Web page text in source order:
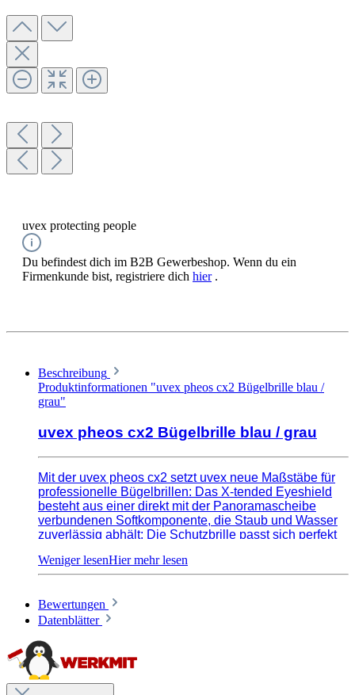
uvex protecting people
Du befindest dich im B2B Gewerbeshop. Wenn du ein
Firmenkunde bist, registriere dich hier.
Beschreibung
Produktinformationen "uvex pheos cx2 Bügelbrille blau /
grau"
uvex pheos cx2 Bügelbrille blau / grau
Mit der uvex pheos cx2 setzt uvex neue Maßstäbe für
professionelle Bügelbrillen: Das X-tended Eyeshield
besteht aus einer direkt mit der Panoramascheibe
verbundenen Softkomponente, die Staub und Wasser
zuverlässig abhält: Die Schutzbrille passt sich perfekt
Schutz und ausgezeichneten Tragekomfort in jeder
Situation. Zur fortschrittlichen Funktionalität der uvex
entscheidend bei: Durch die leichte Federwirkung der
speziell geformten Brillenbügel passt sie sich der
sicheren Halt und angenehmen Sitz - ganz gleich, wie
der Kopf bewegt wird.
Ihre erstklassige Performance hat die uvex pheos cx2
Bewertungen
Datenblätter